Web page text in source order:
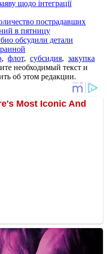
щодо інтеграції
пострадавших
в пятницу
обсудили детали
, флот, субсидия, закупка
необходимый текст и
об этом редакции.